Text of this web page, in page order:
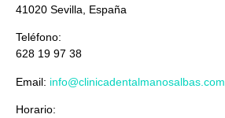
41020 Sevilla, España
Teléfono:
628 19 97 38
Email: info@clinicadentalmanosalbas.com
Horario: